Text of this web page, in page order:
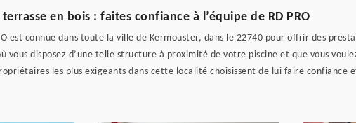
en bois : faites confiance à l’équipe de RD PRO
est connue dans toute la ville de Kermouster, dans le 22740 pour offrir des
vous disposez d’une telle structure à proximité de votre piscine et que vous
les plus exigeants dans cette localité choisissent de lui faire